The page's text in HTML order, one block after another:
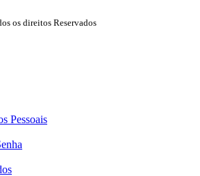
os direitos Reservados
Pessoais